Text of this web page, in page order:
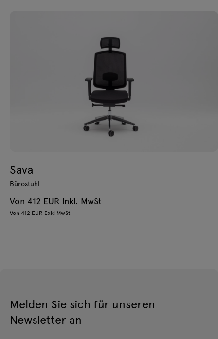
Sava
Bürostuhl
Von 412 EUR Inkl. MwSt
Von 412 EUR Exkl MwSt
Melden Sie sich für unseren
Newsletter an